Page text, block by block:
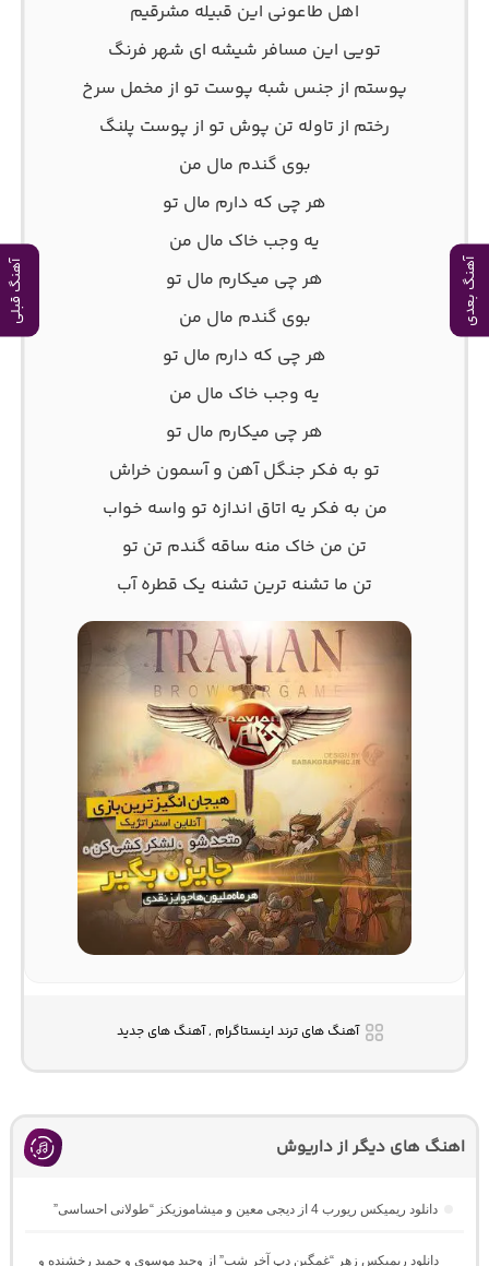
آهنگ بعدی آهنگ قبلی
اهل طاعونی این قبیله مشرقیم
تویی این مسافر شیشه ای شهر فرنگ
پوستم از جنس شبه پوست تو از مخمل سرخ
رختم از تاوله تن پوش تو از پوست پلنگ
بوی گندم مال من
هر چی که دارم مال تو
یه وجب خاک مال من
هر چی میکارم مال تو
بوی گندم مال من
هر چی که دارم مال تو
یه وجب خاک مال من
هر چی میکارم مال تو
تو به فکر جنگل آهن و آسمون خراش
من به فکر یه اتاق اندازه تو واسه خواب
تن من خاک منه ساقه گندم تن تو
تن ما تشنه ترین تشنه یک قطره آب
آهنگ های ترند اینستاگرام , آهنگ های جدید
اهنگ های دیگر از داریوش
دانلود ریمیکس ریورب 4 از دیجی معین و میشاموزیکز “طولانی احساسی”
دانلود ریمیکس زهر “غمگین دپ آخر شب” از وحید موسوی و حمید رخشنده و